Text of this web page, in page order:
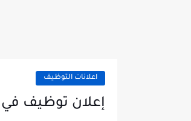
اعلانات التوظيف